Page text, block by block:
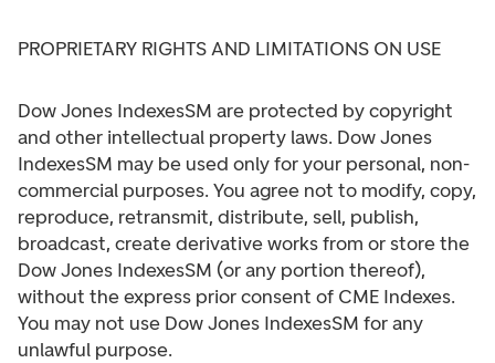
PROPRIETARY RIGHTS AND LIMITATIONS ON USE
Dow Jones IndexesSM are protected by copyright
and other intellectual property laws. Dow Jones
IndexesSM may be used only for your personal, non-
commercial purposes. You agree not to modify, copy,
reproduce, retransmit, distribute, sell, publish,
broadcast, create derivative works from or store the
Dow Jones IndexesSM (or any portion thereof),
without the express prior consent of CME Indexes.
You may not use Dow Jones IndexesSM for any
unlawful purpose.